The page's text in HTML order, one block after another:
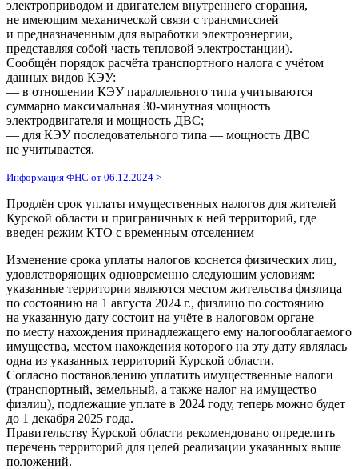
электроприводом и двигателем внутреннего сгорания,
не имеющим механической связи с трансмиссией
и предназначенным для выработки электроэнергии,
представляя собой часть тепловой электростанции).
Сообщён порядок расчёта транспортного налога с учётом
данных видов КЭУ:
— в отношении КЭУ параллельного типа учитываются
суммарно максимальная 30-минутная мощность
электродвигателя и мощность ДВС;
— для КЭУ последовательного типа — мощность ДВС
не учитывается.
Информация ФНС от 06.12.2024 >
Продлён срок уплаты имущественных налогов для жителей
Курской области и приграничных к ней территорий, где
введен режим КТО с временным отселением
Изменение срока уплаты налогов коснется физических лиц,
удовлетворяющих одновременно следующим условиям:
указанные территории являются местом жительства физлица
по состоянию на 1 августа 2024 г., физлицо по состоянию
на указанную дату состоит на учёте в налоговом органе
по месту нахождения принадлежащего ему налогооблагаемого
имущества, местом нахождения которого на эту дату являлась
одна из указанных территорий Курской области.
Согласно постановлению уплатить имущественные налоги
(транспортный, земельный, а также налог на имущество
физлиц), подлежащие уплате в 2024 году, теперь можно будет
до 1 декабря 2025 года.
Правительству Курской области рекомендовано определить
перечень территорий для целей реализации указанных выше
положений.